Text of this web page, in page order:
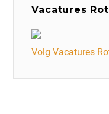
Vacatures
Volg Vacatures